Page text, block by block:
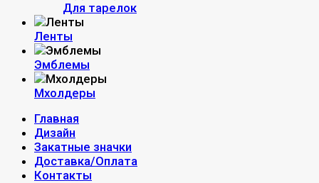
Для тарелок
Ленты
Эмблемы
Мхолдеры
Главная
Дизайн
Закатные значки
Доставка/Оплата
Контакты